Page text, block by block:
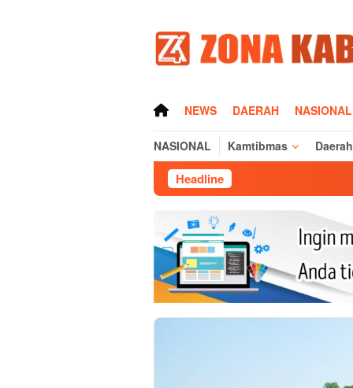
HOMENEWS DAERAH NASIONAL
NASIONAL Kamtibmas Daerah
Headline Sisi Humanis